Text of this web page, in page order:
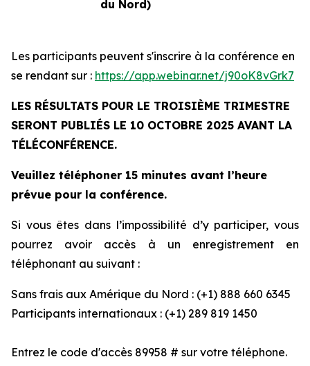
du Nord)
Les participants peuvent s'inscrire à la conférence en
se rendant sur : https://app.webinar.net/j90oK8vGrk7
LES RÉSULTATS POUR LE TROISIÈME TRIMESTRE
SERONT PUBLIÉS LE 10 OCTOBRE 2025 AVANT LA
TÉLÉCONFÉRENCE.
Veuillez téléphoner 15 minutes avant l’heure
prévue pour la conférence.
Si vous êtes dans l’impossibilité d’y participer, vous
pourrez avoir accès à un enregistrement en
téléphonant au suivant :
Sans frais aux Amérique du Nord : (+1) 888 660 6345
Participants internationaux : (+1) 289 819 1450
Entrez le code d'accès 89958 # sur votre téléphone.